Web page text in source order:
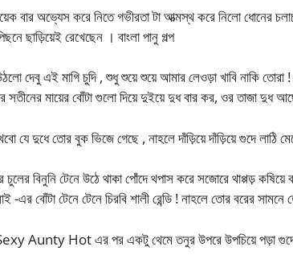
বার অভ্যেস করে নিতে গভীরতা টা আত্মস্থ করে নিলো ধোনের
ছাড়িয়েই রেখেছেন । বাংলা পানু গল্প
দেবু এই মাগি চুদি , শুধু শুয়ে শুয়ে আমার লেওড়া খাবি নাকি তোরা !
সতীনের মায়ের বোঁটা গুলো দিয়ে দুইয়ে দুধ বার কর, ওর তাজা
যে দুধে তোর বুক ভিজে গেছে , নাহলে দাঁড়িয়ে দাঁড়িয়ে গুদে লাঠি
বিনুনি টেনে উঠে থাকা পোঁদে থপাস করে সজোরে থাপ্পড়
-এর বোঁটা টেনে টেনে চিরবি শালী রেন্ডি ! নাহলে তোর বরের
Aunty Hot এর পর একটু থেমে তনুর উপরে উপচিয়ে পড়া